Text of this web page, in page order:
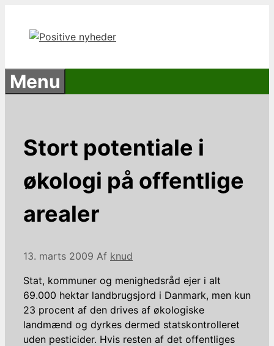
indhold
Menu
Stort potentiale i
økologi på offentlige
arealer
13. marts 2009 Af knud
Stat, kommuner og menighedsråd ejer i alt
69.000 hektar landbrugsjord i Danmark, men kun
23 procent af den drives af økologiske
landmænd og dyrkes dermed statskontrolleret
uden pesticider. Hvis resten af det offentliges